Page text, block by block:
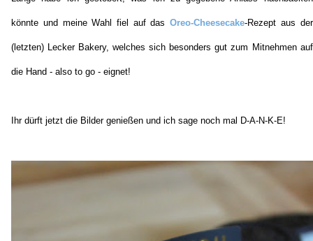
könnte und meine Wahl fiel auf dasOreo-Cheesecake-Rezept aus der
(letzten) Lecker Bakery, welches sich besonders gut zum Mitnehmen auf
die Hand - also to go - eignet!
Ihr dürft jetzt die Bilder genießen und ich sage noch mal D-A-N-K-E!